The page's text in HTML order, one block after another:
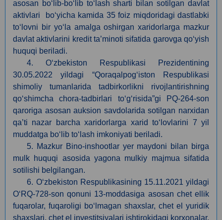
asosan bo‘lib-bo‘lib to‘lash sharti bilan sotilgan davlat
aktivlari bo‘yicha kamida 35 foiz miqdoridagi dastlabki
to‘lovni bir yo‘la amalga oshirgan xaridorlarga mazkur
davlat aktivlarini kredit ta’minoti sifatida garovga qo‘yish
huquqi beriladi.
4. O‘zbekiston Respublikasi Prezidentining
30.05.2022 yildagi “Qoraqalpog‘iston Respublikasi
shimoliy tumanlarida tadbirkorlikni rivojlantirishning
qo‘shimcha chora-tadbirlari to‘g‘risida”gi PQ-264-son
qaroriga asosan auksion savdolarida sotilgan narxidan
qa’ti nazar barcha xaridorlarga xarid to‘lovlarini 7 yil
muddatga bo‘lib to‘lash imkoniyati beriladi.
5. Mazkur Bino-inshootlar yer maydoni bilan birga
mulk huquqi asosida yagona mulkiy majmua sifatida
sotilishi belgilangan.
6. O‘zbekiston Respublikasining 15.11.2021 yildagi
O‘RQ-728-son qonuni 13-moddasiga asosan сhet ellik
fuqarolar, fuqaroligi bo‘lmagan shaxslar, chet el yuridik
shaxslari, chet el investitsiyalari ishtirokidagi korxonalar,